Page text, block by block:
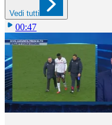
Vedi tutti
00:47